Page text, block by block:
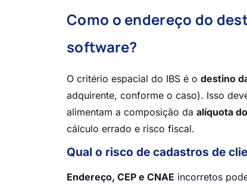
Como o endereço do
software?
O critério espacial do IBS é o destino
adquirente, conforme o caso). Isso
alimentam a composição da alíquota
cálculo errado e risco fiscal.
Qual o risco de cadastros de
Endereço, CEP e CNAE incorretos